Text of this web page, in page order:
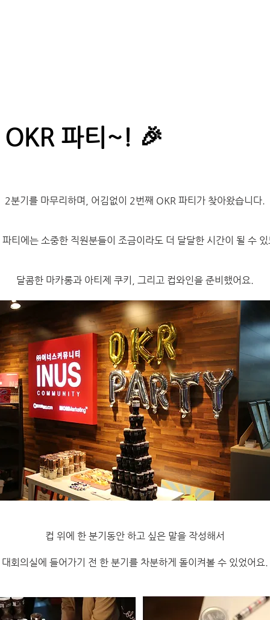
파티~! 🎉
2분기를 마무리하며, 어김없이 2번째 OKR 파티가 찾아왔습니다.
파티에는 소중한 직원분들이 조금이라도 더 달달한 시간이 될 수
달콤한 마카롱과 아티제 쿠키, 그리고 컵와인을 준비했어요.
컵 위에 한 분기동안 하고 싶은 말을 작성해서
대회의실에 들어가기 전 한 분기를 차분하게 돌이켜볼 수 있었어요.